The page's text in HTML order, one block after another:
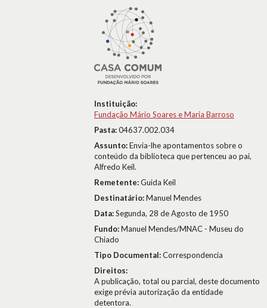
Instituição:
Fundação Mário Soares e Maria Barroso
Pasta:04637.002.034
Assunto:Envia-lhe apontamentos sobre o
conteúdo da biblioteca que pertenceu ao pai,
Alfredo Keil.
Remetente:Guida Keil
Destinatário:Manuel Mendes
Data:Segunda, 28 de Agosto de 1950
Fundo:Manuel Mendes/MNAC - Museu do
Chiado
Tipo Documental:Correspondencia
Direitos:
A publicação, total ou parcial, deste documento
exige prévia autorização da entidade
detentora.